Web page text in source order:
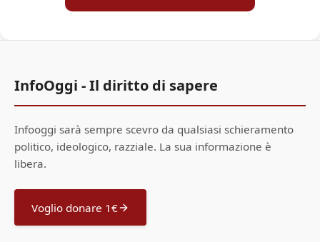
InfoOggi - Il diritto di sapere
Infooggi sarà sempre scevro da qualsiasi schieramento
politico, ideologico, razziale. La sua informazione è
libera.
Voglio donare 1€